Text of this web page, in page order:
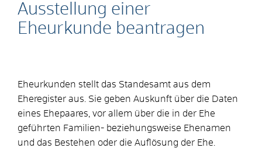
Ausstellung einer
Eheurkunde beantragen
Eheurkunden stellt das Standesamt aus dem
Eheregister aus. Sie geben Auskunft über die Daten
eines Ehepaares, vor allem über die in der Ehe
geführten Familien- beziehungsweise Ehenamen
und das Bestehen oder die Auflösung der Ehe.